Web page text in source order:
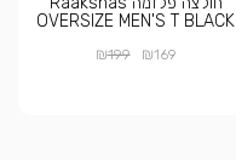
OVERSIZE MEN'S T BLACK
₪169
₪199